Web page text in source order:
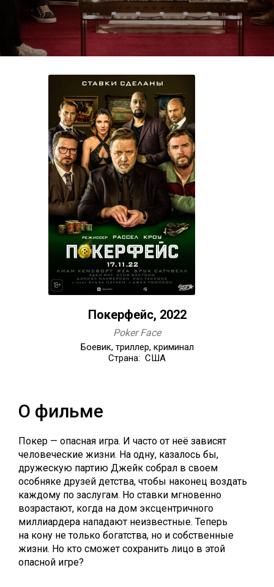
Покерфейс, 2022
Poker Face
Боевик, триллер, криминал
Страна: США
О фильме
Покер — опасная игра. И часто от неё зависят
человеческие жизни. На одну, казалось бы,
дружескую партию Джейк собрал в своем
особняке друзей детства, чтобы наконец воздать
каждому по заслугам. Но ставки мгновенно
возрастают, когда на дом эксцентричного
миллиардера нападают неизвестные. Теперь
на кону не только богатства, но и собственные
жизни. Но кто сможет сохранить лицо в этой
опасной игре?